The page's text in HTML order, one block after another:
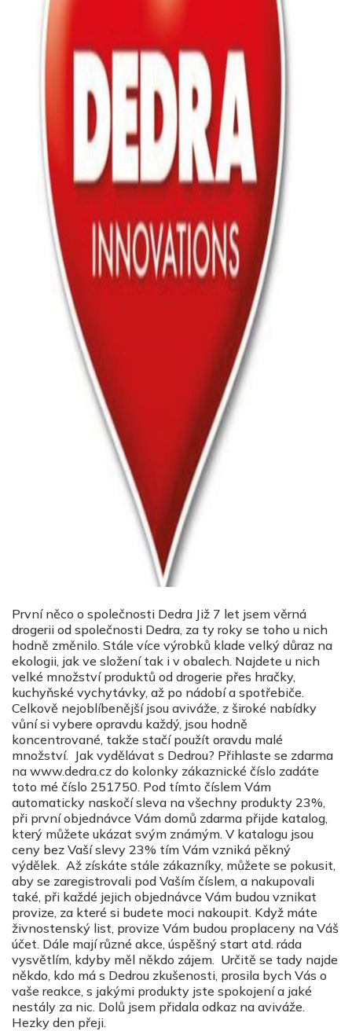
První něco o společnosti Dedra Již 7 let jsem věrná
drogerii od společnosti Dedra, za ty roky se toho u nich
hodně změnilo. Stále více výrobků klade velký důraz na
ekologii, jak ve složení tak i v obalech. Najdete u nich
velké množství produktů od drogerie přes hračky,
kuchyňské vychytávky, až po nádobí a spotřebiče.
Celkově nejoblíbenější jsou aviváže, z široké nabídky
vůní si vybere opravdu každý, jsou hodně
koncentrované, takže stačí použít oravdu malé
množství. Jak vydělávat s Dedrou? Přihlaste se zdarma
na www.dedra.cz do kolonky zákaznické číslo zadáte
toto mé číslo 251750. Pod tímto číslem Vám
automaticky naskočí sleva na všechny produkty 23%,
při první objednávce Vám domů zdarma přijde katalog,
který můžete ukázat svým známým. V katalogu jsou
ceny bez Vaší slevy 23% tím Vám vzniká pěkný
výdělek. Až získáte stále zákazníky, můžete se pokusit,
aby se zaregistrovali pod Vaším číslem, a nakupovali
také, při každé jejich objednávce Vám budou vznikat
provize, za které si budete moci nakoupit. Když máte
živnostenský list, provize Vám budou proplaceny na Váš
účet. Dále mají různé akce, úspěšný start atd. ráda
vysvětlím, kdyby měl někdo zájem. Určitě se tady najde
někdo, kdo má s Dedrou zkušenosti, prosila bych Vás o
vaše reakce, s jakými produkty jste spokojení a jaké
nestály za nic. Dolů jsem přidala odkaz na aviváže.
Hezky den přeji.